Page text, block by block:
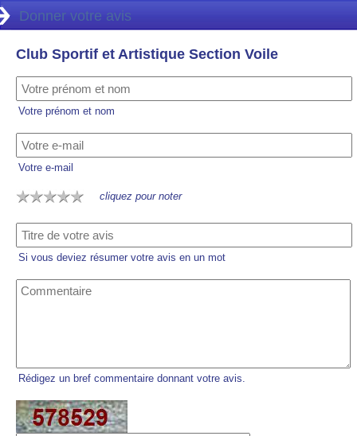
Donner votre avis
Club Sportif et Artistique Section Voile
Votre prénom et nom
Votre e-mail
cliquez pour noter
Si vous deviez résumer votre avis en un mot
Rédigez un bref commentaire donnant votre avis.